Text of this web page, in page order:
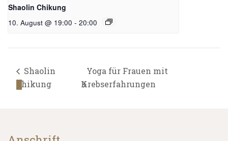
Shaolin Chikung
10. August @ 19:00 - 20:00
Shaolin
Chikung
Yoga für Frauen mit
Krebserfahrungen